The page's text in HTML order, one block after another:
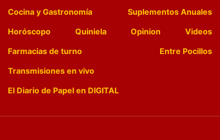
Cocina y Gastronomía
Suplementos Anuales
Horóscopo
Quiniela Opinion
Videos
Farmacias de turno
Entre Pocillos
Transmisiones en vivo
El Diario de Papel en DIGITAL